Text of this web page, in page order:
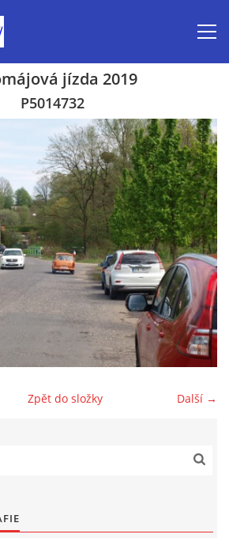
akcí 2026
jízda 2019
P5014732
Další →
Zpět do složky